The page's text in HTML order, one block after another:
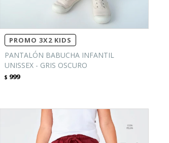
PROMO 3X2 KIDS
PANTALÓN BABUCHA INFANTIL
UNISSEX - GRIS OSCURO
$ 999